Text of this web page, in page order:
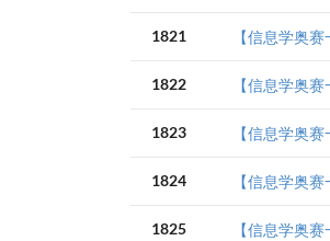
1821 【信息学奥
1822 【信息学奥
1823 【信息学奥
1824 【信息学奥
1825 【信息学奥